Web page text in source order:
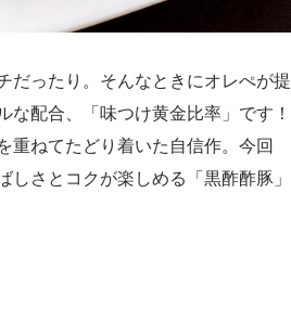
だったり。そんなときにオレぺが提
配合、「味つけ黄金比率」です！
ねてたどり着いた自信作。今回
さとコクが楽しめる「黒酢酢豚」